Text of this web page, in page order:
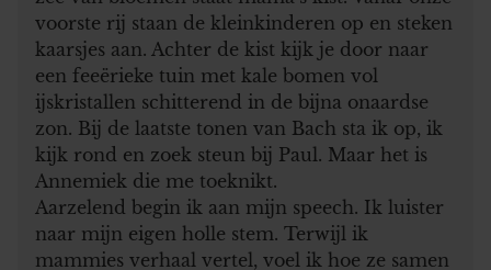
voorste rij staan de kleinkinderen op en steken
kaarsjes aan. Achter de kist kijk je door naar
een feeërieke tuin met kale bomen vol
ijskristallen schitterend in de bijna onaardse
zon. Bij de laatste tonen van Bach sta ik op, ik
kijk rond en zoek steun bij Paul. Maar het is
Annemiek die me toeknikt.
Aarzelend begin ik aan mijn speech. Ik luister
naar mijn eigen holle stem. Terwijl ik
mammies verhaal vertel, voel ik hoe ze samen